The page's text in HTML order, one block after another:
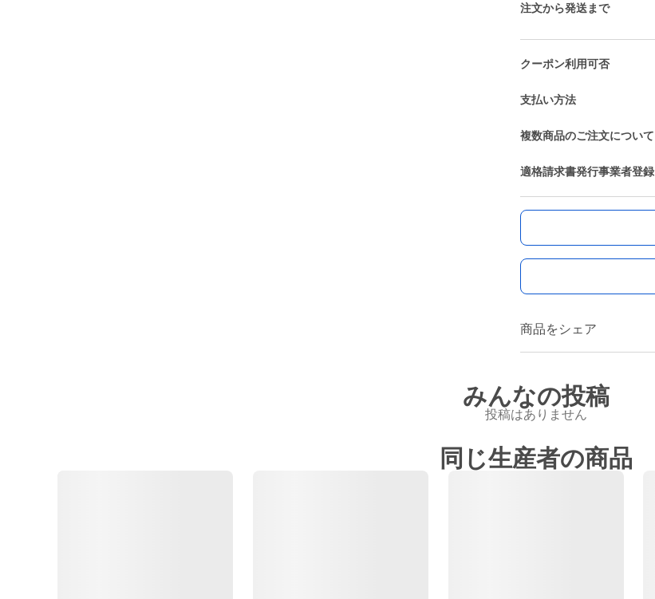
注文から発送まで
クーポン利用可否
支払い方法
複数商品のご注文について
適格請求書発行事業者登録
商品をシェア
みんなの投稿
投稿はありません
同じ生産者の商品